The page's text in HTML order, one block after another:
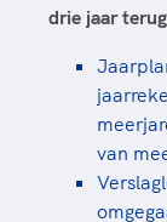
een rondje
de
voor Sifan
Groot en
genieten
de halve
Samen
Voor welk
De
De
binnen
toekomstig
drie jaar
van